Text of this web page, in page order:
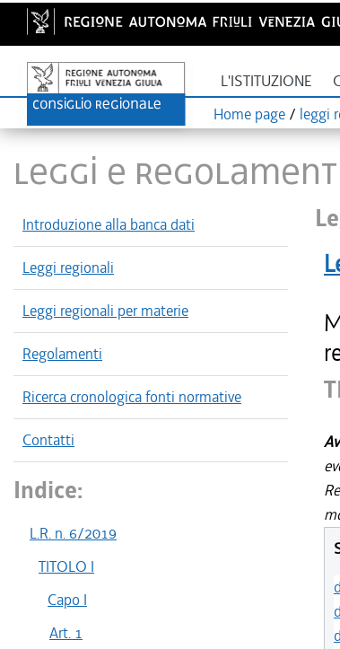
L'ISTITUZIONE
Home page / leggi
LEGGI E
Introduzione alla banca dati
Leggi regionali
Leggi regionali per materie
Regolamenti
Ricerca cronologica fonti normative
Contatti
Indice:
L.R. n. 6/2019
TITOLO I
Capo I
Art. 1